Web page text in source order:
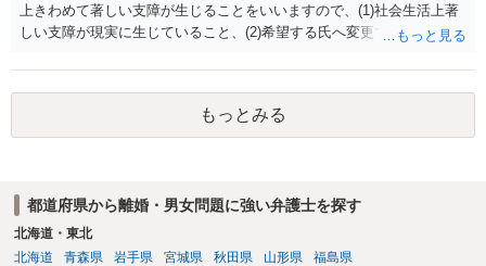
上きわめて著しい支障が生じることをいいますので、(1)社会生活上著
しい支障が現実に生じていること、(2)希望する氏へ変更できればその
できるかどうかがポイントです。 記録中に現れた一切の事情が判断対
象ですので、上記(1)と(2)を説明できる資料は全て（ただし理路整然
に）提出することが必要になります。「フラッシュバック」とのこと
なので、例えば、医学上確立されているPTSDの診断基準に合致した説
護士へ依頼しても苦労することが強く予想されるところです。、もし
本人申立てをお考えであれば、医学知識はもちろん法律知識も要求さ
れますので、性急な申立てをせず、知識と資料をしっかりと揃えて、
もっとみる
都道府県から離婚・男女問題に強い弁護士を探す
北海道・東北
北海道
青森県 岩手県 宮城県 秋田県 山形県 福島県